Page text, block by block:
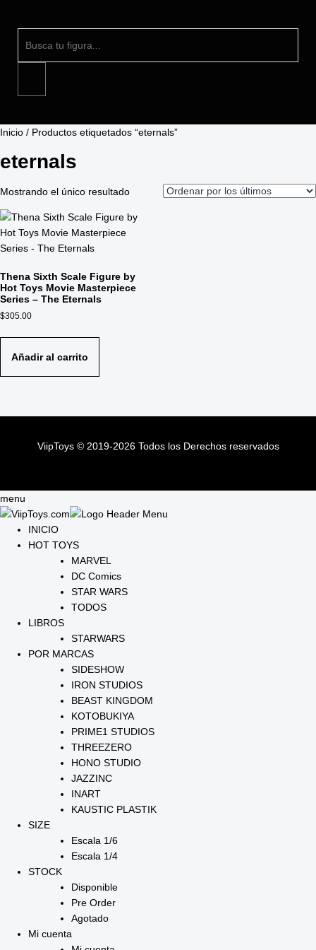
Inicio / Productos etiquetados “eternals”
eternals
Mostrando el único resultado
Thena Sixth Scale Figure by
Hot Toys Movie Masterpiece
Series – The Eternals
$305.00
Añadir al carrito
ViipToys ©2019-2026Todos los Derechos reservados
menu
INICIO
HOT TOYS
MARVEL
DC Comics
STAR WARS
TODOS
LIBROS
STARWARS
POR MARCAS
SIDESHOW
IRON STUDIOS
BEAST KINGDOM
KOTOBUKIYA
PRIME1 STUDIOS
THREEZERO
HONO STUDIO
JAZZINC
INART
KAUSTIC PLASTIK
SIZE
Escala 1/6
Escala 1/4
STOCK
Disponible
Pre Order
Agotado
Mi cuenta